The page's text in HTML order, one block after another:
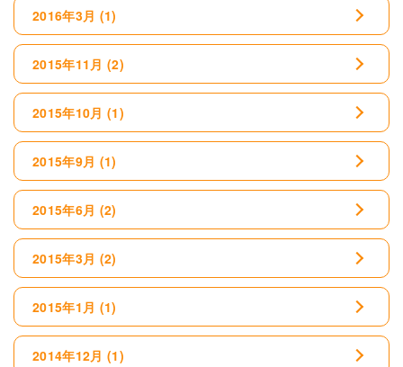
2016年3月 (1)
2015年11月 (2)
2015年10月 (1)
2015年9月 (1)
2015年6月 (2)
2015年3月 (2)
2015年1月 (1)
2014年12月 (1)